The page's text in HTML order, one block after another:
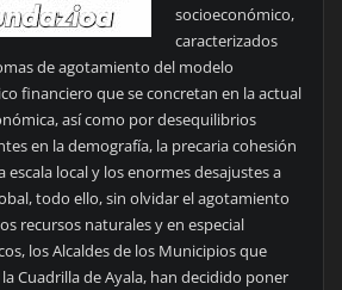
socioeconómico,
caracterizados
de agotamiento del modelo
financiero que se concretan en la actual
así como por desequilibrios
en la demografía, la precaria cohesión
escala local y los enormes desajustes a
todo ello, sin olvidar el agotamiento
recursos naturales y en especial
los Alcaldes de los Municipios que
Cuadrilla de Ayala, han decidido poner